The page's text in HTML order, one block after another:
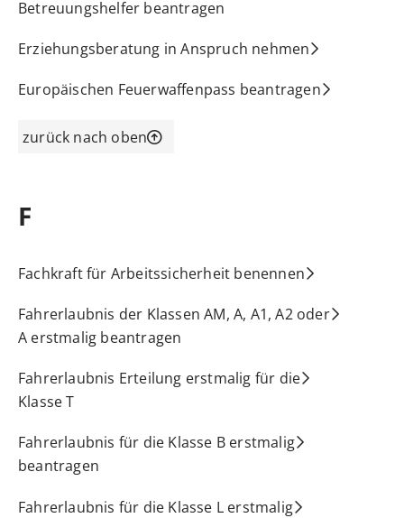
Betreuungshelfer beantragen
Erziehungsberatung in Anspruch nehmen
Europäischen Feuerwaffenpass beantragen
zurück nach oben
F
Fachkraft für Arbeitssicherheit benennen
Fahrerlaubnis der Klassen AM, A, A1, A2 oder
A erstmalig beantragen
Fahrerlaubnis Erteilung erstmalig für die
Klasse T
Fahrerlaubnis für die Klasse B erstmalig
beantragen
Fahrerlaubnis für die Klasse L erstmalig